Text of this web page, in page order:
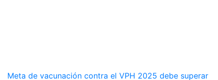
Meta de vacunación contra el VPH 2025 debe superar